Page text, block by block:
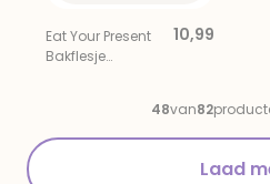
Eat Your Present
Bakflesje
10,99
48van82
Laad